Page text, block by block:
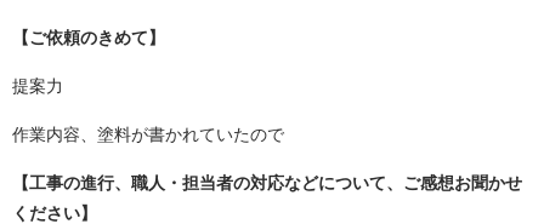
【ご依頼のきめて】
提案力
作業内容、塗料が書かれていたので
【工事の進行、職人・担当者の対応などについて、ご感想お聞かせ
ください】